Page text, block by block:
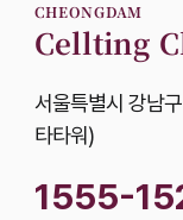
CHEONGDAM
Cellting
서울특별시 강남
타타워)
1555-